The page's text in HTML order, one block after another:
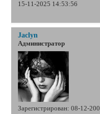
15-11-2025 14:53:56
Jaclyn
Администратор
Зарегистрирован: 08-12-